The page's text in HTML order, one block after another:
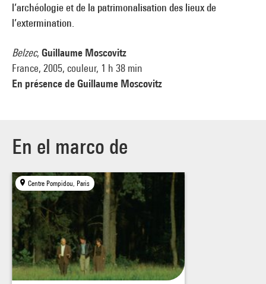
l’archéologie et de la patrimonalisation des lieux de
l’extermination.
Belzec, Guillaume Moscovitz
France, 2005, couleur, 1 h 38 min
En présence de Guillaume Moscovitz
En el marco de
Centre Pompidou, Paris